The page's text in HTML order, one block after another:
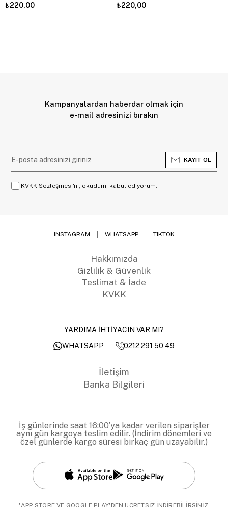
₺220,00 ₺220,00
Kampanyalardan haberdar olmak için
e-mail adresinizi bırakın
KAYIT OL
KVKK Sözleşmesi'ni, okudum, kabul ediyorum.
INSTAGRAM WHATSAPP TIKTOK
Hakkımızda
Gizlilik & Güvenlik
Teslimat & İade
KVKK
YARDIMA İHTİYACIN VAR MI?
WHATSAPP
0212 291 50 49
İletişim
Banka Bilgileri
İş günlerinde saat 16:00’ya kadar verilen siparişler
aynı gün kargoya teslim edilir. (İndirim dönemleri ve
özel günlerde kargo süresi birkaç gün uzayabilir.)
*APP STORE VE GOOGLE PLAY'DEN ÜCRETSİZ İNDİREBİLİRSİNİZ.